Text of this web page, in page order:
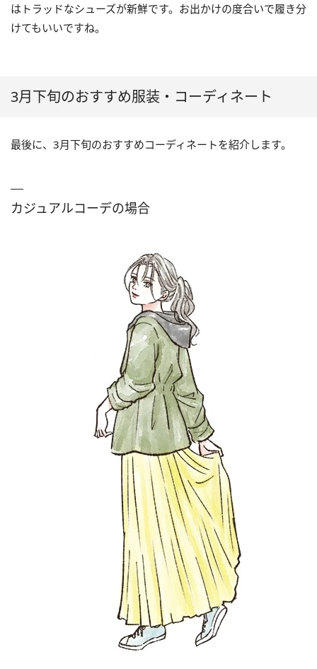
はトラッドなシューズが新鮮です。お出かけの度合いで履き分
けてもいいですね。
3月下旬のおすすめ服装・コーディネート
最後に、3月下旬のおすすめコーディネートを紹介します。
カジュアルコーデの場合